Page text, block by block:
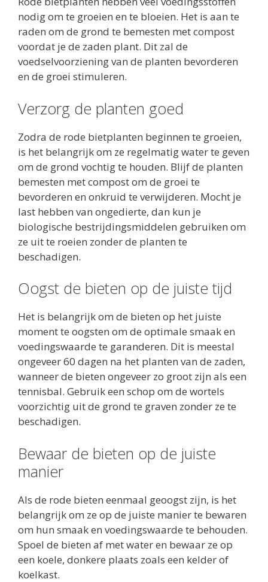
nodig om te groeien en te bloeien. Het is aan te
raden om de grond te bemesten met compost
voordat je de zaden plant. Dit zal de
voedselvoorziening van de planten bevorderen
en de groei stimuleren.
Verzorg de planten goed
Zodra de rode bietplanten beginnen te groeien,
is het belangrijk om ze regelmatig water te geven
om de grond vochtig te houden. Blijf de planten
bemesten met compost om de groei te
bevorderen en onkruid te verwijderen. Mocht je
last hebben van ongedierte, dan kun je
biologische bestrijdingsmiddelen gebruiken om
ze uit te roeien zonder de planten te
beschadigen.
Oogst de bieten op de juiste tijd
Het is belangrijk om de bieten op het juiste
moment te oogsten om de optimale smaak en
voedingswaarde te garanderen. Dit is meestal
ongeveer 60 dagen na het planten van de zaden,
wanneer de bieten ongeveer zo groot zijn als een
tennisbal. Gebruik een schop om de wortels
voorzichtig uit de grond te graven zonder ze te
beschadigen.
Bewaar de bieten op de juiste
manier
Als de rode bieten eenmaal geoogst zijn, is het
belangrijk om ze op de juiste manier te bewaren
om hun smaak en voedingswaarde te behouden.
Spoel de bieten af met water en bewaar ze op
een koele, donkere plaats zoals een kelder of
koelkast.